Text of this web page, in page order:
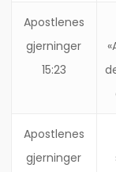
Apostlenes
gjerninger
15:23
Apostlenes
gjerninger